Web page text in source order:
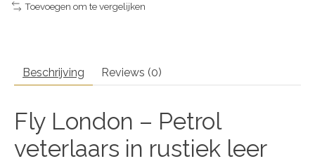
Toevoegen om te vergelijken
Beschrijving Reviews (0)
Fly London – Petrol
veterlaars in rustiek leer